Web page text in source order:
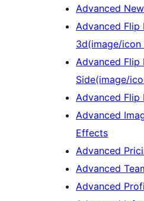
Advanced
Advanced Flip
3d(image/icon
Advanced Flip
Side(image/
Advanced Flip
Advanced
Effects
Advanced
Advanced
Advanced